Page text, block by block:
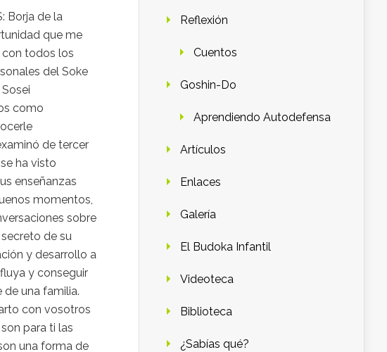
Borja de la
que me
con todos los
del Soke
como
de tercer
ha visto
enseñanzas
momentos,
sobre
de su
y desarrollo a
y conseguir
una familia.
con vosotros
para ti las
una forma de
Reflexión
Cuentos
Goshin-Do
Aprendiendo Autodefensa
Artículos
Enlaces
Galería
El Budoka Infantil
Videoteca
Biblioteca
¿Sabías qué?